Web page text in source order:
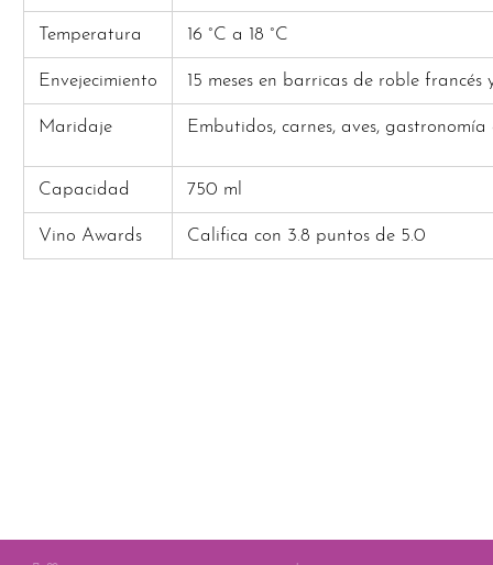
Temperatura 16 °C a 18 °C
Envejecimiento 15 meses en barricas de roble francés
Maridaje Embutidos, carnes, aves, gastronomía
Capacidad 750 ml
Vino Awards Califica con 3.8 puntos de 5.0